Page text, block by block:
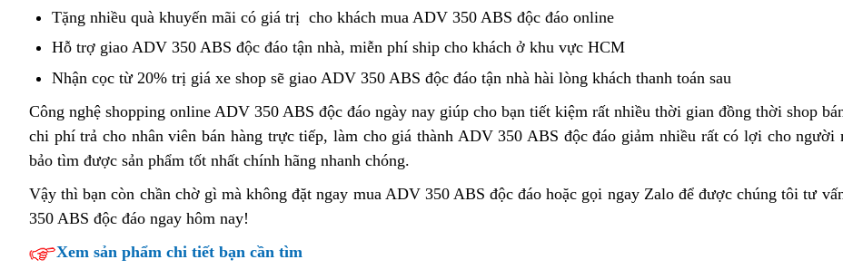
350
ABS
kênh ABS
bản
xanh
ADV
350
theo
xe
gì
không?
lậu
ADV
cốp
rộng
bản
mới
sò
Tặng nhiều quà cruiser
khuyến mãi có giá trị Honda
Honda
ABS
đỏ
mới
cho khách mua ADV 350 ABS độc đáo online
phụ
thế
Hỗ trợ giao ADV 350 ABS độc đáo tận nhà, màu
sơn
Honda
ADV
350
ABS
miễn phí ship báo
giá
cho khách ở khu vực HCM
nơi
Nhận cọc từ 20% trị giá xe tiết
kiệm
shop sẽ giao ADV 350 ABS độc đáo tận nhà màu
sơn
Honda
350
hài lòng khách link
web
thanh toán sau
Công nghệ shopping online ADV 350 ABS độc đáo có
nên
mua
ngày nay Honda
ADV
ABS
giúp cho bạn chiết
khấu
tiết kiệm rất nhiều thời gian đặt
cọc
đồng thời shop
chi phí trả cho nhân viên phong
cách
thể
thao
phố
bán hàng trực tiếp, Honda
Honda
làm cho giá thành ADV 350 ABS độc đáo giảm nhiềuvận
tối
rất có lợi cho người
bảo tìm được sản phẩm màu
sơn
Honda
ADV
tốt nhất lái
xe
hăng
thể
chính hãng nhanh chónghàng
hiệu
.
Vậy thì bạn còn chần chờ gìquà
tặng
mà không đặt ngay mua ADV 350 ABS độc đáo hoặc gọi ngay Zalo để được chúng tôi công
tư
350 ABS độc đáo ngay hôm nay!
Xem sản phẩm chi tiết bạn cần tìm